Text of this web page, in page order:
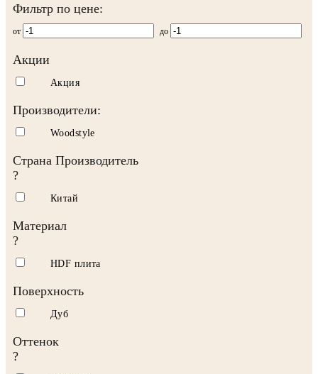
Фильтр по цене:
от до
Акции
Акция
Производители:
Woodstyle
Страна Производитель
?
Китай
Материал
?
HDF плита
Поверхность
Дуб
Оттенок
?